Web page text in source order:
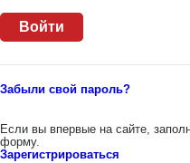
Забыли свой пароль?
Если вы впервые на сайте,
форму.
Зарегистрироваться